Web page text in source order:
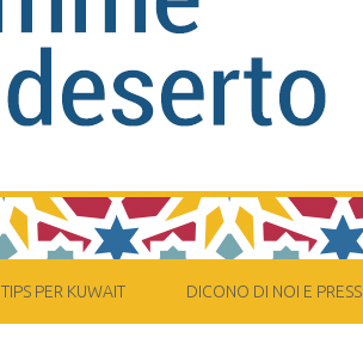
TIPS PER KUWAIT DICONO DI NOI E PRESS